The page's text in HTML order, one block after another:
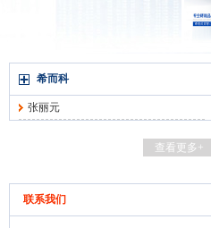
希而科
张丽元
查看更多+
联系我们